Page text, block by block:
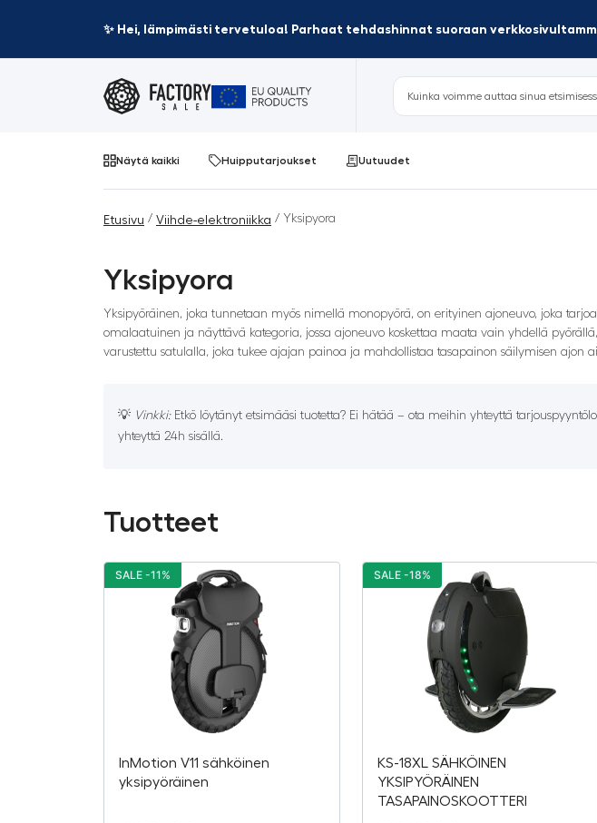
✨ Hei, lämpimästi tervetuloa! Parhaat tehdashinnat suoraan
Näytä kaikki Huipputarjoukset Uutuudet
Etusivu / Viihde-elektroniikka / Yksipyora
Yksipyora
Yksipyöräinen, joka tunnetaan myös nimellä monopyörä, on erityinen ajoneuvo, joka
omalaatuinen ja näyttävä kategoria, jossa ajoneuvo koskettaa maata vain yhdellä
varustettu satulalla, joka tukee ajajan painoa ja mahdollistaa tasapainon säilymisen ajon
💡 Vinkki:Etkö löytänyt etsimääsi tuotetta? Ei hätää – ota meihin yhteyttä
yhteyttä 24h sisällä.
Tuotteet
InMotion V11 sähköinen
yksipyöräinen
SALE -11%
KS-18XL SÄHKÖINEN
YKSIPYÖRÄINEN
TASAPAINOSKOOTTERI
SALE -18%